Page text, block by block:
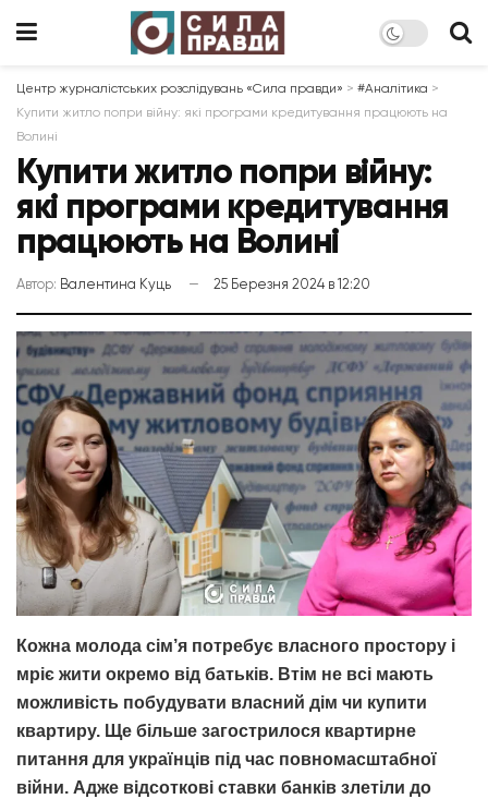
Центр журналістських розслідувань «Сила правди» > #Аналітика >
Купити житло попри війну: які програми кредитування працюють на
Волині
Купити житло попри війну:
які програми кредитування
працюють на Волині
Автор: Валентина Куць 25 Березня 2024 в 12:20
Кожна молода сім’я потребує власного простору і
мріє жити окремо від батьків. Втім не всі мають
можливість побудувати власний дім чи купити
квартиру. Ще більше загострилося квартирне
питання для українців під час повномасштабної
війни. Адже відсоткові ставки банків злетіли до